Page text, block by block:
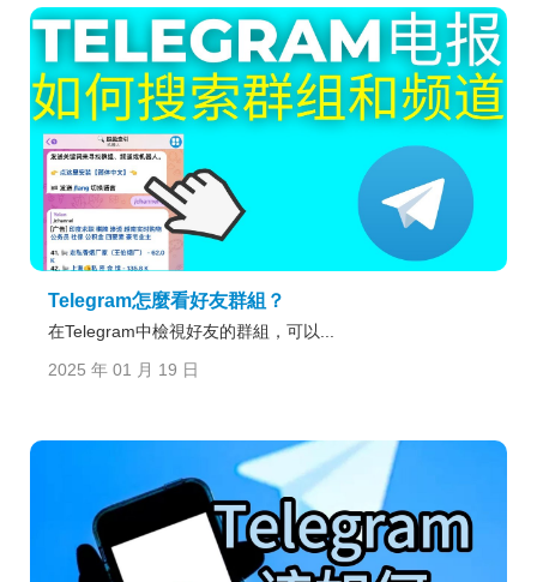
Telegram怎麼看好友群組？
在Telegram中檢視好友的群組，可以...
2025 年 01 月 19 日